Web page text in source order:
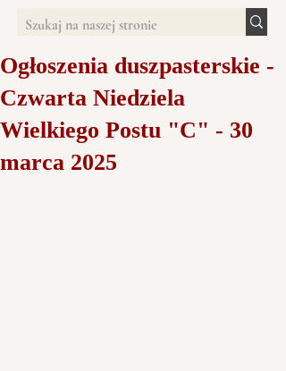
Ogłoszenia duszpasterskie -
Czwarta Niedziela
Wielkiego Postu "C" - 30
marca 2025